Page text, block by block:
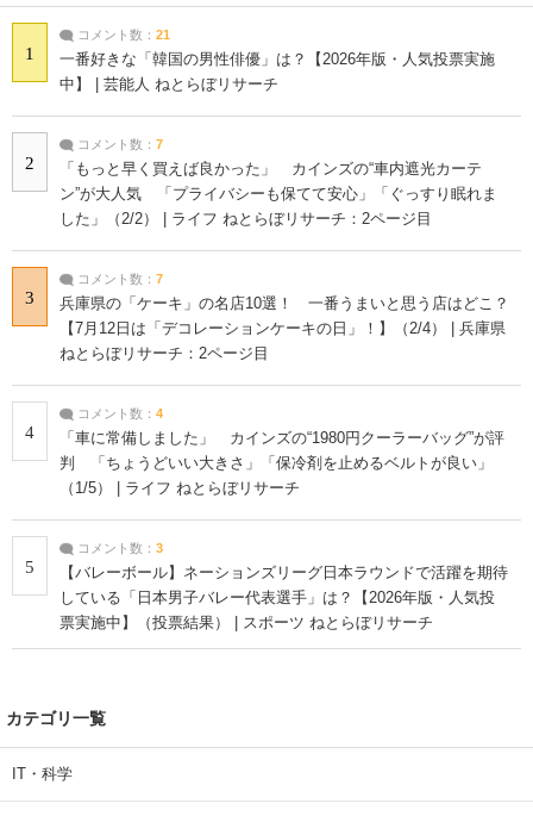
1
コメント数： 21
一番好きな「韓国の男性俳優」は？【2026年版・人気投票実施
中】 | 芸能人 ねとらぼリサーチ
2
コメント数： 7
「もっと早く買えば良かった」 カインズの“車内遮光カーテ
ン”が大人気 「プライバシーも保てて安心」「ぐっすり眠れま
した」（2/2） | ライフ ねとらぼリサーチ：2ページ目
3
コメント数： 7
兵庫県の「ケーキ」の名店10選！ 一番うまいと思う店はどこ？
【7月12日は「デコレーションケーキの日」！】（2/4） | 兵庫県
ねとらぼリサーチ：2ページ目
4
コメント数： 4
「車に常備しました」 カインズの“1980円クーラーバッグ”が評
判 「ちょうどいい大きさ」「保冷剤を止めるベルトが良い」
（1/5） | ライフ ねとらぼリサーチ
5
コメント数： 3
【バレーボール】ネーションズリーグ日本ラウンドで活躍を期待
している「日本男子バレー代表選手」は？【2026年版・人気投
票実施中】（投票結果） | スポーツ ねとらぼリサーチ
カテゴリ一覧
IT・科学